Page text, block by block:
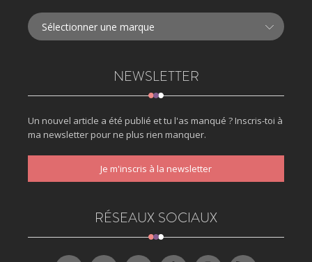
NEWSLETTER
Un nouvel article a été publié et tu l'as manqué ? Inscris-toi à
ma newsletter pour ne plus rien manquer.
Je m'inscris à la newsletter
RÉSEAUX SOCIAUX